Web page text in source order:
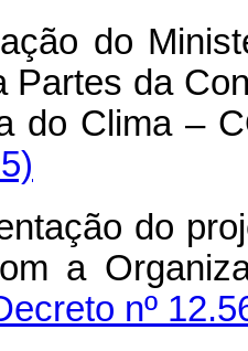
do
Partes da
do Clima –
do
a
nº